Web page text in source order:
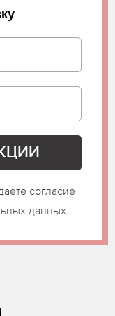
согласие
данных.